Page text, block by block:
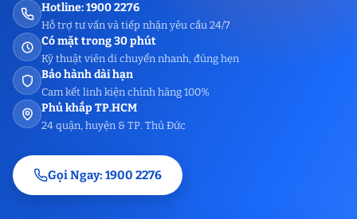
Hotline: 1900 2276
Hỗ trợ tư vấn và tiếp nhận yêu cầu 24/7
Có mặt trong 30 phút
Kỹ thuật viên di chuyển nhanh, đúng hẹn
Bảo hành dài hạn
Cam kết linh kiện chính hãng 100%
Phủ khắp TP.HCM
24 quận, huyện & TP. Thủ Đức
Gọi Ngay: 1900 2276